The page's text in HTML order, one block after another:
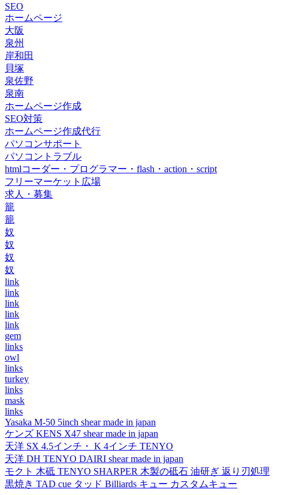
SEO
ホームページ
大阪
泉州
岸和田
貝塚
泉佐野
泉南
ホームページ作成
SEO対策
ホームページ作成代行
パソコンサポート
パソコントラブル
htmlコーダー・プログラマー・flash・action・script
フリーマーケット広場
求人・募集
籠
籠
奴
奴
奴
奴
link
link
link
link
link
gem
links
owl
links
turkey
links
mask
links
Yasaka M-50 5inch shear made in japan
ケンズ KENS X47 shear made in japan
天洋 SX 4.5インチ・ K 4インチ TENYO
天洋 DH TENYO DAIRI shear made in japan
モクト 木砥 TENYO SHARPER 木製の砥石 油研ぎ 返り刃処理
黒焼き TAD cue タッド Billiards キュー カスタムキュー